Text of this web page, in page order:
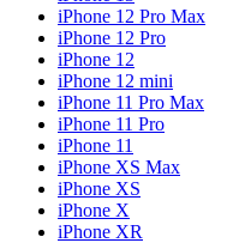
iPhone 12 Pro Max
iPhone 12 Pro
iPhone 12
iPhone 12 mini
iPhone 11 Pro Max
iPhone 11 Pro
iPhone 11
iPhone XS Max
iPhone XS
iPhone X
iPhone XR